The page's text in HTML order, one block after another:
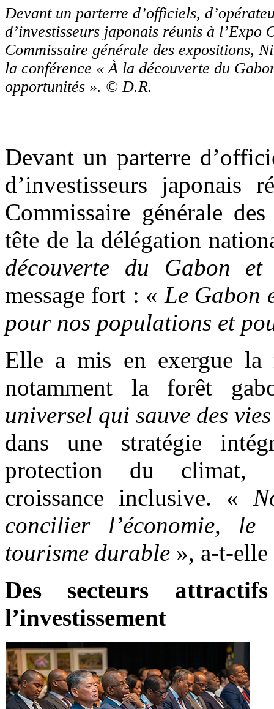
Devant un parterre d’officiels,
d’investisseurs japonais réunis à l’Expo
Commissaire générale des expositions,
la conférence « À la découverte du
opportunités ». © D.R.
Devant un parterre
d’investisseurs japonais
Commissaire générale
tête de la délégation
découverte du Gabon
message fort : « Le Gabon
pour nos populations et
Elle a mis en exergue la
notamment la forêt
universel qui sauve des vies
dans une stratégie
protection du climat,
croissance inclusive. «
concilier l’économie,
tourisme durable », a-t-
Des secteurs
l’investissement